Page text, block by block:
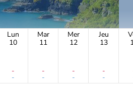
Lun
10
-
-
Mar
11
-
-
Mer
12
-
-
Jeu
13
-
-